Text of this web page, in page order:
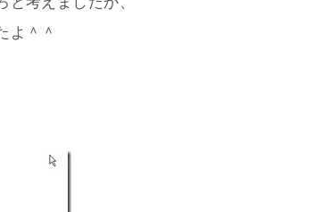
よ＾＾